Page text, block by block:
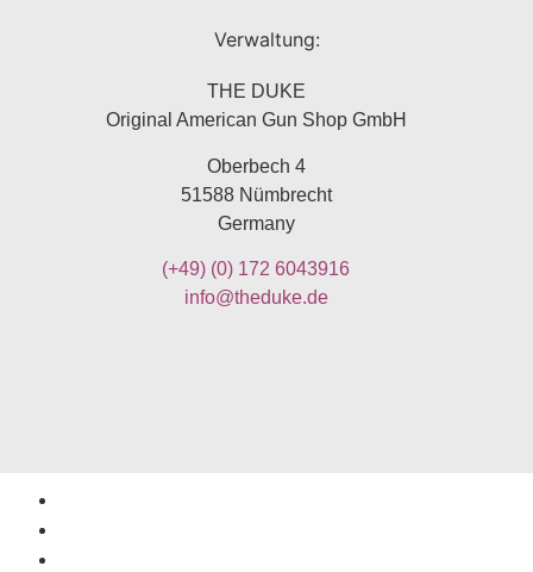
Verwaltung:
THE DUKE
Original American Gun Shop GmbH
Oberbech 4
51588 Nümbrecht
Germany
(+49) (0) 172 6043916
info@theduke.de